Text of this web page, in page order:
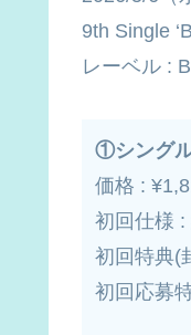
9th Single
レーベル :
①シング
価格 :
初回仕様 :
初回特典(
初回応募